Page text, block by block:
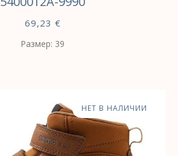
69,23 €
Размер: 39
НЕТ В НАЛИЧИИ